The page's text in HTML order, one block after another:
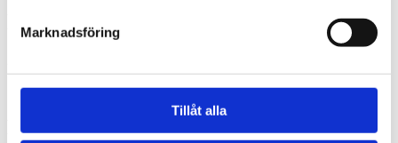
Marknadsföring
Tillåt alla
hive5
Footer